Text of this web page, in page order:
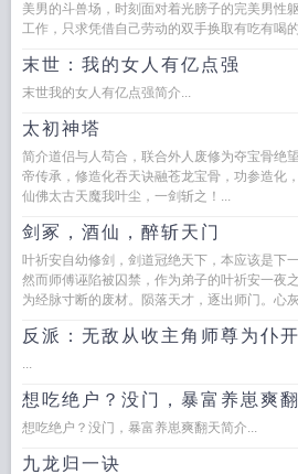
美男的斗兽场，时刻面对着光膀子的完美男性
工作，只求凭借自己劳动的双手换取有吃有喝
末世：我的女人有亿点强
末世我的女人有亿点强简介...
太初神塔
简介道侣与人苟合，联合外人废修为夺宝骨绝
帝传承，修造化吞天诀融苍龙宝骨，功参造化
仙佛太古天魔我叶尘，一剑斩之！...
剑冢，酒仙，醉斩天门
叶祈安自幼修剑，剑道冠绝天下，本应该是下
然而师傅诬陷被囚禁，作为弟子的叶祈安一夜
为经脉寸断的废材。陨落天才，逐出师门。心
反派：无敌从收主角师尊为仆
...
想吃绝户？没门，暴富养崽爽
想吃绝户？没门，暴富养崽爽翻天简介...
九龙归一诀